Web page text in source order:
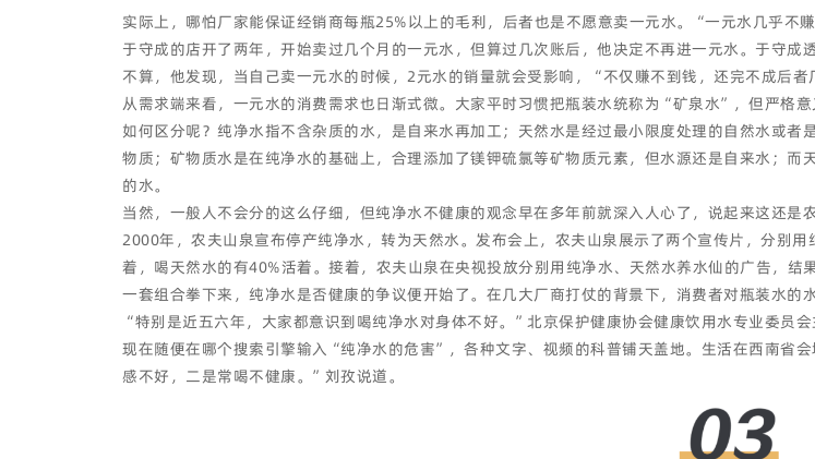
实际上，哪怕厂家能保证经销商每瓶25%以上的毛利，后者也是不愿意卖一元水。“一元水几乎不
于守成的店开了两年，开始卖过几个月的一元水，但算过几次账后，他决定不再进一元水。于守
不算，他发现，当自己卖一元水的时候，2元水的销量就会受影响，“不仅赚不到钱，还完不成后者
从需求端来看，一元水的消费需求也日渐式微。大家平时习惯把瓶装水统称为“矿泉水”，但严格
如何区分呢？纯净水指不含杂质的水，是自来水再加工；天然水是经过最小限度处理的自然水或
物质；矿物质水是在纯净水的基础上，合理添加了镁钾硫氯等矿物质元素，但水源还是自来水；
的水。
当然，一般人不会分的这么仔细，但纯净水不健康的观念早在多年前就深入人心了，说起来这还是
2000年，农夫山泉宣布停产纯净水，转为天然水。发布会上，农夫山泉展示了两个宣传片，分别
着，喝天然水的有40%活着。接着，农夫山泉在央视投放分别用纯净水、天然水养水仙的广告，结
一套组合拳下来，纯净水是否健康的争议便开始了。在几大厂商打仗的背景下，消费者对瓶装水的
“特别是近五六年，大家都意识到喝纯净水对身体不好。”北京保护健康协会健康饮用水专业委员会
现在随便在哪个搜索引擎输入“纯净水的危害”，各种文字、视频的科普铺天盖地。生活在西南省
感不好，二是常喝不健康。”刘孜说道。